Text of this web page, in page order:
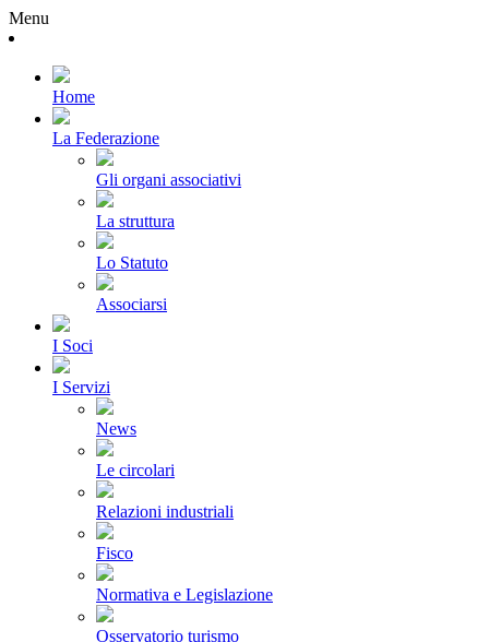
Menu
Home
La Federazione
Gli organi associativi
La struttura
Lo Statuto
Associarsi
I Soci
I Servizi
News
Le circolari
Relazioni industriali
Fisco
Normativa e Legislazione
Osservatorio turismo